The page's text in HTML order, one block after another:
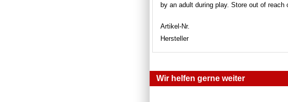
by an adult during play. Store out of
Artikel-Nr.
Hersteller
Wir helfen gerne weiter